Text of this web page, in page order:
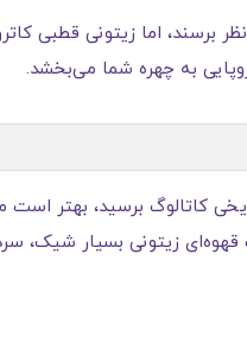
به چهره شما می‌بخشد.
قهوه‌ای زیتونی بسیار شیک،